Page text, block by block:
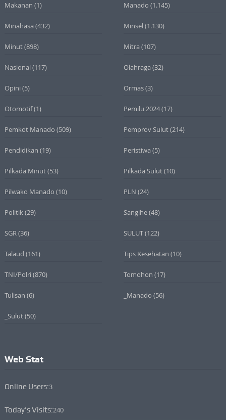
Makanan (1) Manado (1.145)
Minahasa (432) Minsel (1.130)
Minut(898) Mitra (107)
Nasional (117) Olahraga (32)
Opini (5) Ormas(3)
Otomotif(1) Pemilu 2024(17)
Pemkot Manado (509) Pemprov Sulut(214)
Pendidikan (19) Peristiwa (5)
Pilkada Minut(53) Pilkada Sulut(10)
Pilwako Manado (10) PLN (24)
Politik(29) Sangihe(48)
SGR(36) SULUT(122)
Talaud (161) Tips Kesehatan (10)
TNI/Polri (870) Tomohon (17)
Tulisan (6) _Manado (56)
_Sulut(50)
Web Stat
Online Users:3
Today's Visits:240